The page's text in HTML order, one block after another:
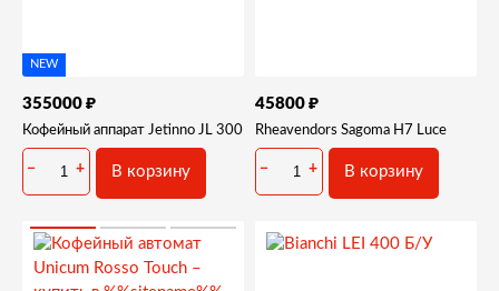
NEW
355000 ₽
Кофейный аппарат Jetinno JL 300
− + В корзину
45800 ₽
Rheavendors Sagoma H7 Luce
− + В корзину